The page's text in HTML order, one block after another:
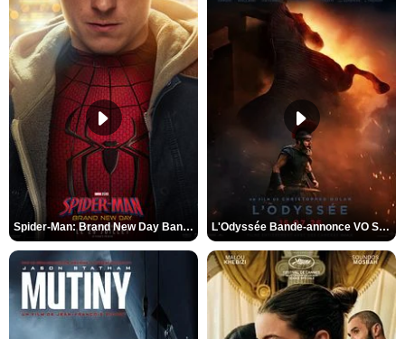
Spider-Man: Brand New Day Bande-annonce VO STFR L'Odyssée Bande-annonce VO STFR